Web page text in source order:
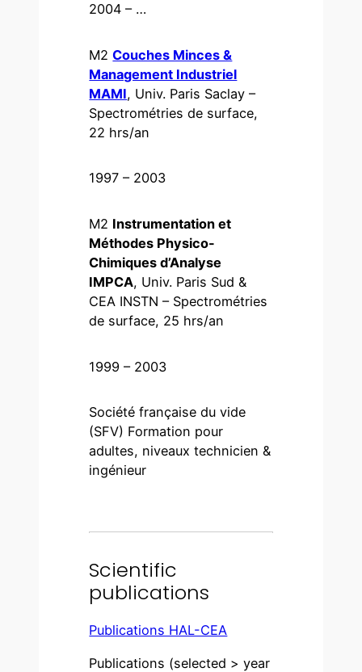
2004 – …
M2Couches Minces &
Management Industriel
MAMI, Univ. Paris Saclay –
Spectrométries de surface,
22 hrs/an
1997 – 2003
M2 Instrumentation et
Méthodes Physico-
Chimiques d’Analyse
IMPCA, Univ. Paris Sud &
CEA INSTN – Spectrométries
de surface, 25 hrs/an
1999 – 2003
Société française du vide
(SFV) Formation pour
adultes, niveaux technicien &
ingénieur
Scientific
publications
Publications HAL-CEA
Publications (selected > year